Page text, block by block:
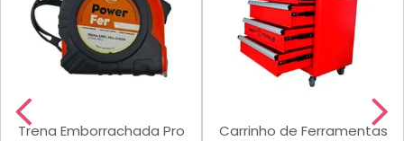
Trena Emborrachada Pro
Carrinho de Ferramentas